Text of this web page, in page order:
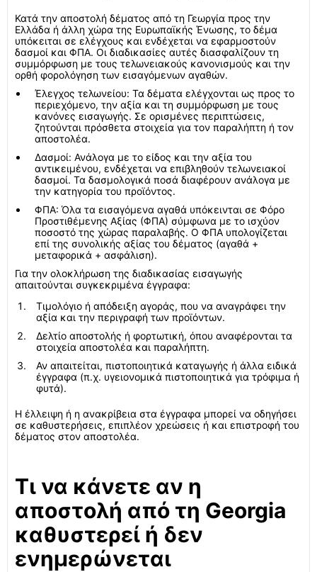
Κατά την αποστολή δέματος από τη Γεωργία προς την
Ελλάδα ή άλλη χώρα της Ευρωπαϊκής Ένωσης, το δέμα
υπόκειται σε ελέγχους και ενδέχεται να εφαρμοστούν
δασμοί και ΦΠΑ. Οι διαδικασίες αυτές διασφαλίζουν τη
συμμόρφωση με τους τελωνειακούς κανονισμούς και την
ορθή φορολόγηση των εισαγόμενων αγαθών.
Έλεγχος τελωνείου: Τα δέματα ελέγχονται ως προς το
περιεχόμενο, την αξία και τη συμμόρφωση με τους
κανόνες εισαγωγής. Σε ορισμένες περιπτώσεις,
ζητούνται πρόσθετα στοιχεία για τον παραλήπτη ή τον
αποστολέα.
Δασμοί: Ανάλογα με το είδος και την αξία του
αντικειμένου, ενδέχεται να επιβληθούν τελωνειακοί
δασμοί. Τα δασμολογικά ποσά διαφέρουν ανάλογα με
την κατηγορία του προϊόντος.
ΦΠΑ: Όλα τα εισαγόμενα αγαθά υπόκεινται σε Φόρο
Προστιθέμενης Αξίας (ΦΠΑ) σύμφωνα με το ισχύον
ποσοστό της χώρας παραλαβής. Ο ΦΠΑ υπολογίζεται
επί της συνολικής αξίας του δέματος (αγαθά +
μεταφορικά + ασφάλιση).
Για την ολοκλήρωση της διαδικασίας εισαγωγής
απαιτούνται συγκεκριμένα έγγραφα:
Τιμολόγιο ή απόδειξη αγοράς, που να αναγράφει την
αξία και την περιγραφή των προϊόντων.
Δελτίο αποστολής ή φορτωτική, όπου αναφέρονται τα
στοιχεία αποστολέα και παραλήπτη.
Αν απαιτείται, πιστοποιητικά καταγωγής ή άλλα ειδικά
έγγραφα (π.χ. υγειονομικά πιστοποιητικά για τρόφιμα ή
φυτά).
Η έλλειψη ή η ανακρίβεια στα έγγραφα μπορεί να οδηγήσει
σε καθυστερήσεις, επιπλέον χρεώσεις ή και επιστροφή του
δέματος στον αποστολέα.
Τι να κάνετε αν η
αποστολή από τη Georgia
καθυστερεί ή δεν
ενημερώνεται